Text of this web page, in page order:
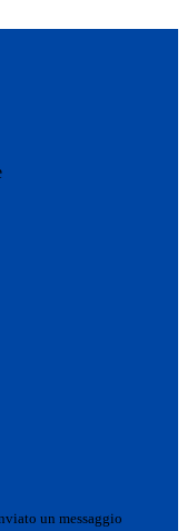
un messaggio